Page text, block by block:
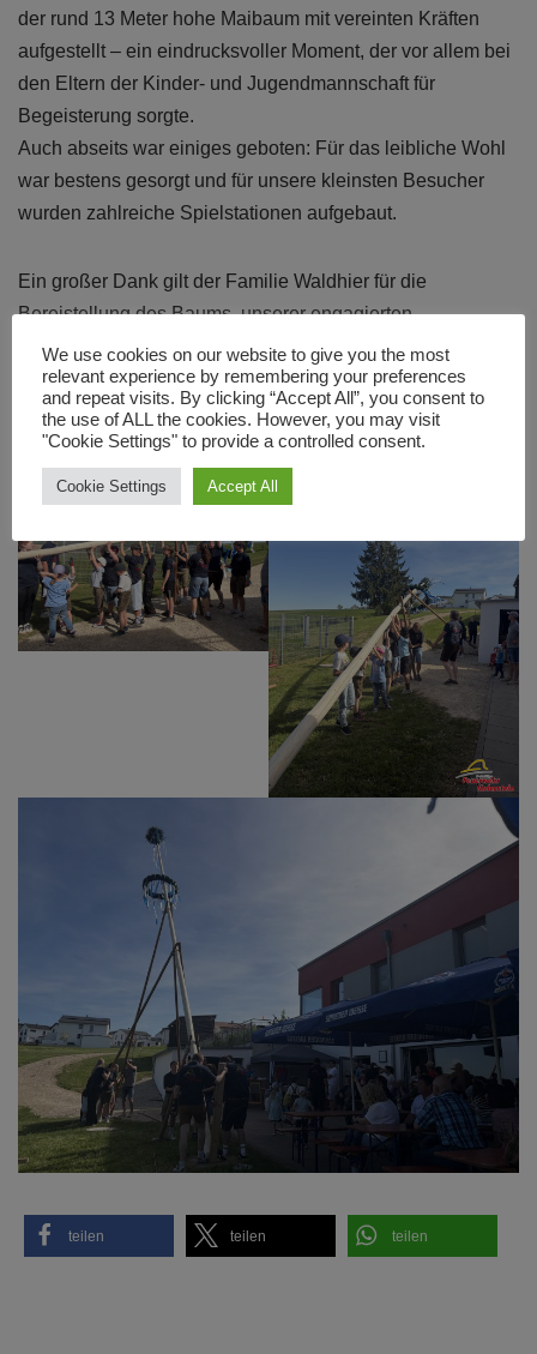
der rund 13 Meter hohe Maibaum mit vereinten Kräften
aufgestellt – ein eindrucksvoller Moment, der vor allem bei
den Eltern der Kinder- und Jugendmannschaft für
Begeisterung sorgte.
Auch abseits war einiges geboten: Für das leibliche Wohl
war bestens gesorgt und für unsere kleinsten Besucher
wurden zahlreiche Spielstationen aufgebaut.
Ein großer Dank gilt der Familie Waldhier für die
Bereistellung des Baums, unserer engagierten
Jugendgruppe, die über Wochen hinweg an der
Vorbereitung des Baums gearbeitet hat, sowie allen
Kuchenspenderinnen.
teilen teilen teilen
We use cookies on our website to give you the most
relevant experience by remembering your preferences
and repeat visits. By clicking “Accept All”, you consent to
the use of ALL the cookies. However, you may visit
"Cookie Settings" to provide a controlled consent.
Cookie Settings Accept All